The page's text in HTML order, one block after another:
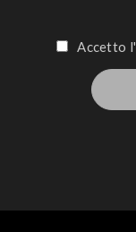
Accetto l'